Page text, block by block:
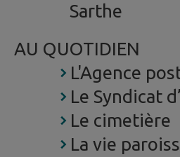
Sarthe
AU QUOTIDIEN
L'Agence
Le Syndicat
Le cimetière
La vie